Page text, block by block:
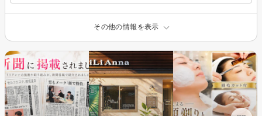
その他の情報を表示